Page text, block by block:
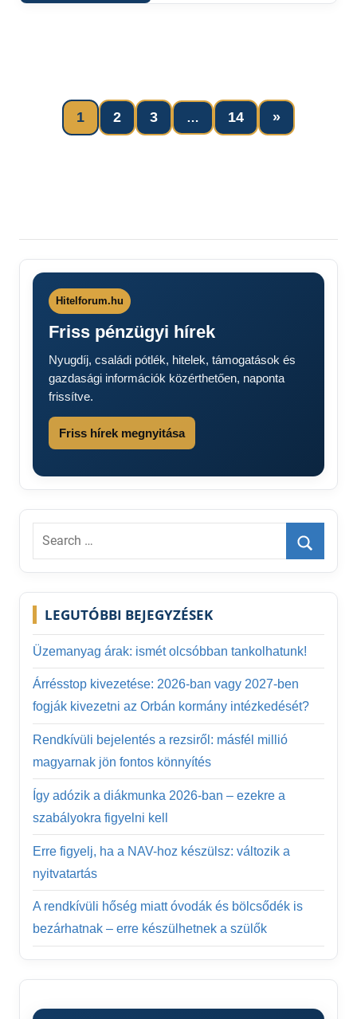
Bejegyzések
1 2 3 … 14
Next
Posts
»
Hitelforum.hu
Friss pénzügyi hírek
Nyugdíj, családi pótlék, hitelek, támogatások és
gazdasági információk közérthetően, naponta
frissítve.
Friss hírek megnyitása
Search
Search
LEGUTÓBBI BEJEGYZÉSEK
Üzemanyag árak: ismét olcsóbban tankolhatunk!
Árrésstop kivezetése: 2026-ban vagy 2027-ben
fogják kivezetni az Orbán kormány intézkedését?
Rendkívüli bejelentés a rezsiről: másfél millió
magyarnak jön fontos könnyítés
Így adózik a diákmunka 2026-ban – ezekre a
szabályokra figyelni kell
Erre figyelj, ha a NAV-hoz készülsz: változik a
nyitvatartás
A rendkívüli hőség miatt óvodák és bölcsődék is
bezárhatnak – erre készülhetnek a szülők